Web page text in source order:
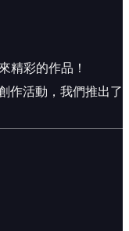
精彩的作品！
作活動，我們推出了